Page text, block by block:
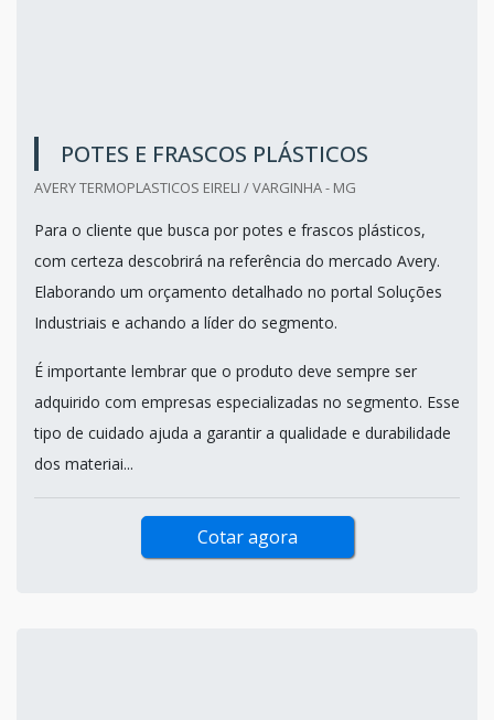
POTES E FRASCOS PLÁSTICOS
AVERY TERMOPLASTICOS EIRELI / VARGINHA - MG
Para o cliente que busca por potes e frascos plásticos,
com certeza descobrirá na referência do mercado Avery.
Elaborando um orçamento detalhado no portal Soluções
Industriais e achando a líder do segmento.
É importante lembrar que o produto deve sempre ser
adquirido com empresas especializadas no segmento. Esse
tipo de cuidado ajuda a garantir a qualidade e durabilidade
dos materiai...
Cotar agora